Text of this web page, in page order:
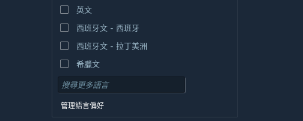
英文
西班牙文 - 西班牙
西班牙文 - 拉丁美洲
希臘文
管理語言偏好